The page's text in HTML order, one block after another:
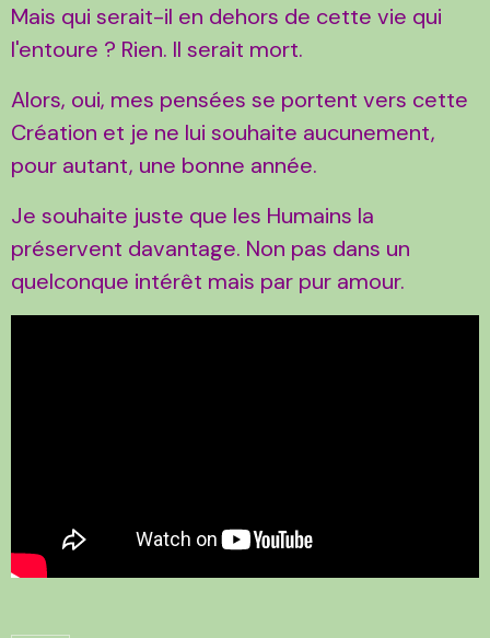
Mais qui serait-il en dehors de cette vie qui
l'entoure ? Rien. Il serait mort.
Alors, oui, mes pensées se portent vers cette
Création et je ne lui souhaite aucunement,
pour autant, une bonne année.
Je souhaite juste que les Humains la
préservent davantage. Non pas dans un
quelconque intérêt mais par pur amour.